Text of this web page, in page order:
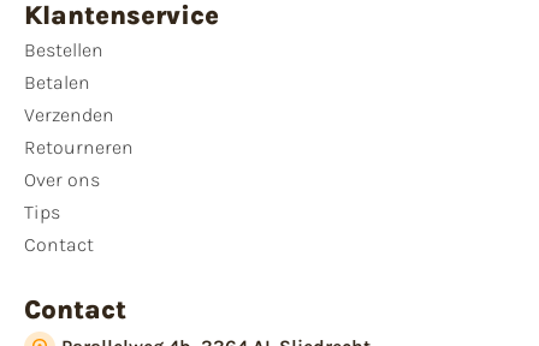
Klantenservice
Bestellen
Betalen
Verzenden
Retourneren
Over ons
Tips
Contact
Contact